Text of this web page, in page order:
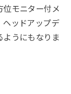
位モニター付メ
ヘッドアップデ
ようにもなりま